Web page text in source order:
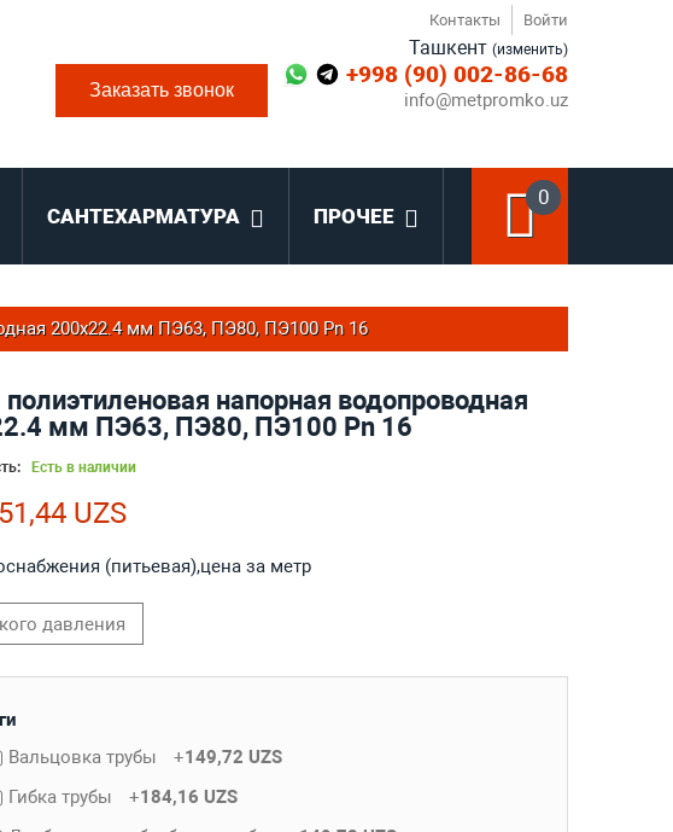
Ташкент (изменить)
+998 (90) 002-86-68
info@metpromko.uz
Контакты Войти
Заказать звонок
0
САНТЕХАРМАТУРА ПРОЧЕЕ
200х22.4 мм ПЭ63, ПЭ80, ПЭ100 Pn 16
полиэтиленовая напорная водопроводная
мм ПЭ63, ПЭ80, ПЭ100 Pn 16
Есть в наличии
UZS
(питьевая),цена за метр
давления
Вальцовка трубы
+149,72 UZS
Гибка трубы
+184,16 UZS